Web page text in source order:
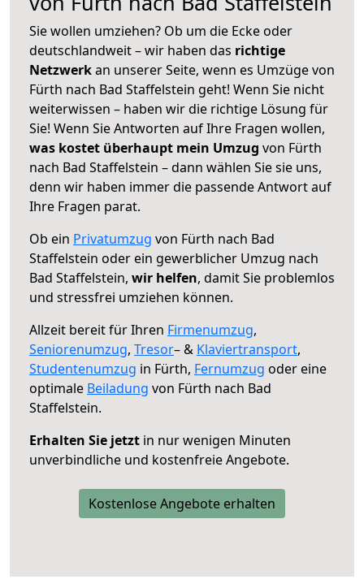
Sie wollen umziehen? Ob um die Ecke oder
deutschlandweit – wir haben das richtige
Netzwerkan unserer Seite, wenn es Umzüge von
Fürth nach Bad Staffelstein geht! Wenn Sie nicht
weiterwissen – haben wir die richtige Lösung für
Sie! Wenn Sie Antworten auf Ihre Fragen wollen,
was kostet überhaupt mein Umzug von Fürth
nach Bad Staffelstein – dann wählen Sie sie uns,
denn wir haben immer die passende Antwort auf
Ihre Fragen parat.
Ob ein Privatumzug von Fürth nach Bad
Staffelstein oder ein gewerblicher Umzug nach
Bad Staffelstein, wir helfen, damit Sie problemlos
und stressfrei umziehen können.
Allzeit bereit für Ihren Firmenumzug,
Seniorenumzug, Tresor– & Klaviertransport,
Studentenumzug in Fürth, Fernumzug oder eine
optimale Beiladung von Fürth nach Bad
Staffelstein.
Erhalten Sie jetzt in nur wenigen Minuten
unverbindliche und kostenfreie Angebote.
Kostenlose Angebote erhalten